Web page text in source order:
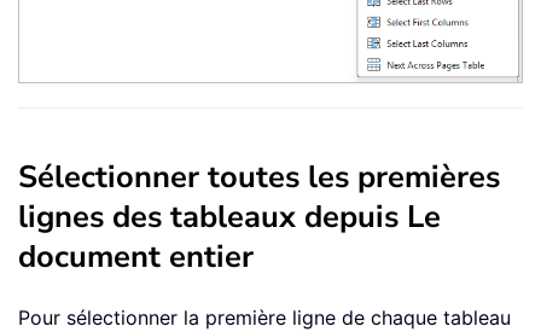
Sélectionner toutes les premières
lignes des tableaux depuis Le
document entier
Pour sélectionner la première ligne de chaque tableau